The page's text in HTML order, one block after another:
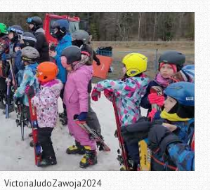
VictoriaJudoZawoja2024